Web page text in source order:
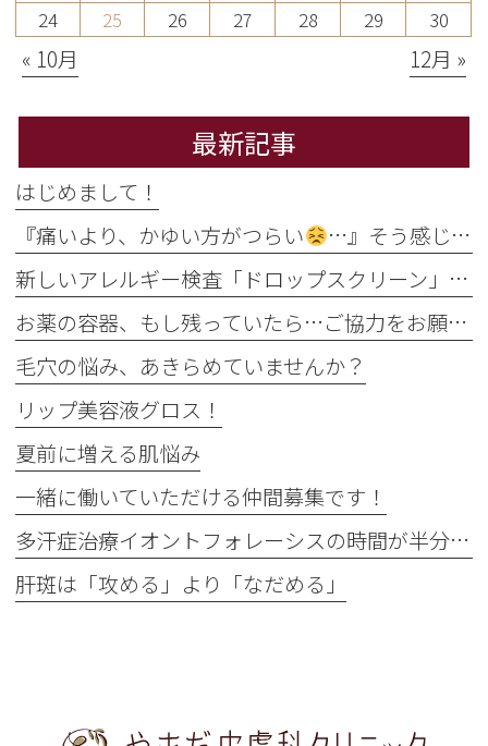
24
25 26 27 28 29 30
« 10月 12月 »
最新記事
はじめまして！
『痛いより、かゆい方がつらい
…』そう感じるのには理由があります
新しいアレルギー検査「ドロップスクリーン」を導入しました！
お薬の容器、もし残っていたら…ご協力をお願いします
毛穴の悩み、あきらめていませんか？
リップ美容液グロス！
夏前に増える肌悩み
一緒に働いていただける仲間募集です！
多汗症治療イオントフォレーシスの時間が半分に
肝斑は「攻める」より「なだめる」